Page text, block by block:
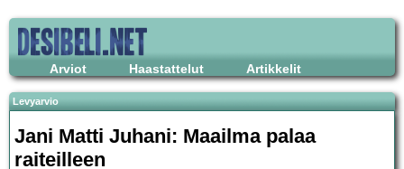
Arviot Haastattelut Artikkelit
Levyarvio
Jani Matti Juhani: Maailma palaa
raiteilleen